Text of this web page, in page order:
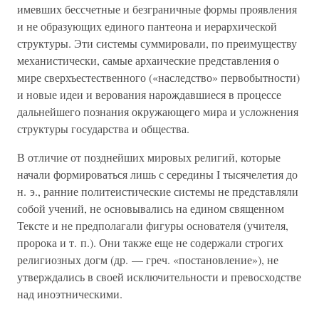
имевших бессчетные и безграничные формы проявления
и не образующих единого пантеона и иерархической
структуры. Эти системы суммировали, по преимуществу
механистически, самые архаические представления о
мире сверхъестественного («наследство» первобытности)
и новые идеи и верования нарождавшиеся в процессе
дальнейшего познания окружающего мира и усложнения
структуры государства и общества.
В отличие от позднейших мировых религий, которые
начали формироваться лишь с середины I тысячелетия до
н. э., ранние политеистические системы не представляли
собой учений, не основывались на едином священном
Тексте и не предполагали фигуры основателя (учителя,
пророка и т. п.). Они также еще не содержали строгих
религиозных догм (др. — греч. «постановление»), не
утверждались в своей исключительности и превосходстве
над иноэтническими.